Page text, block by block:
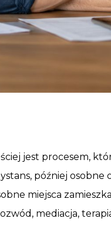
jest procesem,
później osobne
miejsca
mediacja,